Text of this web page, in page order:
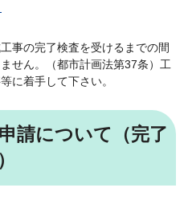
事の完了検査を受けるまでの間
せん。（都市計画法第37条）工
に着手して下さい。
請について（完了